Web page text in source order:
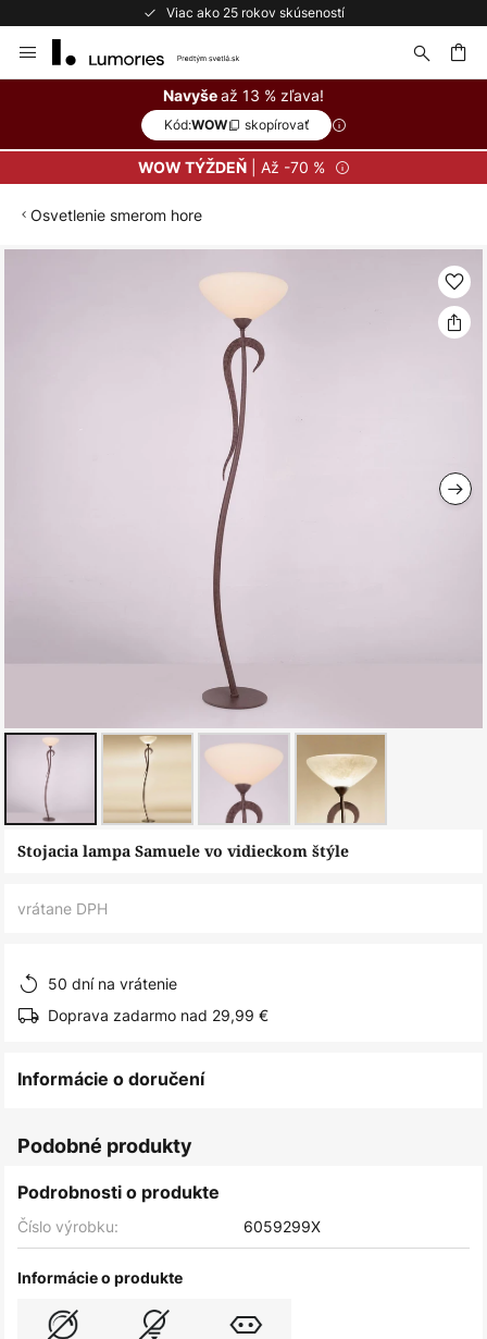
Viac ako 25 rokov skúseností
to
Navyšeaž 13 % zľava!
Kód:WOW skopírovať
WOW TÝŽDEŇ| Až -70 %
Osvetlenie smerom hore
Preskočiť
Stojacia lampa Samuele vo vidieckom štýle
vrátane DPH
50 dní na vrátenie
Doprava zadarmo nad 29,99 €
Informácie o doručení
Podobné produkty
Podrobnosti o produkte
Číslo výrobku: 6059299X
Informácie o produkte